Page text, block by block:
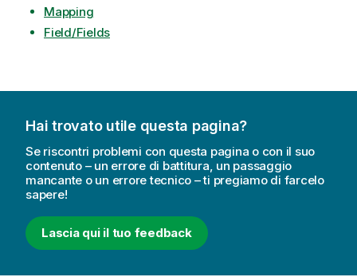
Mapping
Field/Fields
Hai trovato utile questa pagina?
Se riscontri problemi con questa pagina o con il suo
contenuto – un errore di battitura, un passaggio
mancante o un errore tecnico – ti pregiamo di farcelo
sapere!
Lascia qui il tuo feedback